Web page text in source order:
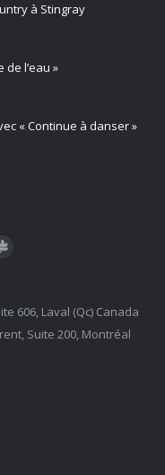
à Stingray
de l’eau »
« Continue à danser »
606, Laval (Qc) Canada
Suite 200, Montréal